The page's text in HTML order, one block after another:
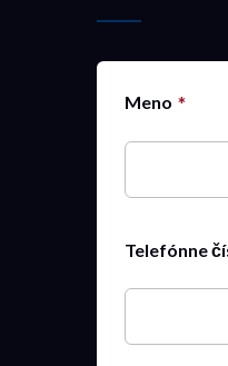
Meno
Telefónne